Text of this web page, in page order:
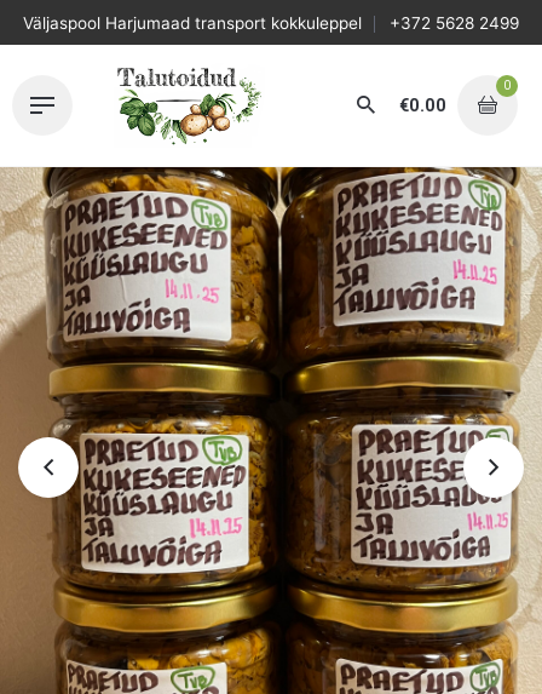
Skip
to
Väljaspool Harjumaad transport kokkuleppel +372 5628 2499
€0.00
0